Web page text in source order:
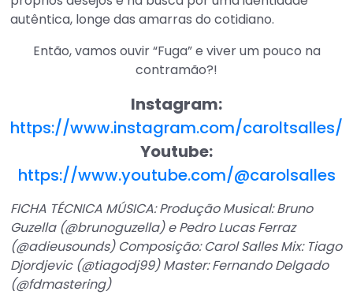
autêntica, longe das amarras do cotidiano.
Então, vamos ouvir “Fuga” e viver um pouco na
contramão?!
Instagram:
https://www.instagram.com/caroltsalles/
Youtube:
https://www.youtube.com/@carolsalles
FICHA TÉCNICA MÚSICA: Produção Musical: Bruno
Guzella (@brunoguzella) e Pedro Lucas Ferraz
(@adieusounds) Composição: Carol Salles Mix: Tiago
Djordjevic (@tiagodj99) Master: Fernando Delgado
(@fdmastering)